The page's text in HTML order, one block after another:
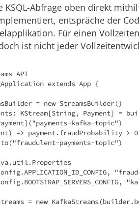
KSQL-Abfrage oben direkt
entspräche der
Für einen
ist nicht jeder
API
extends App {